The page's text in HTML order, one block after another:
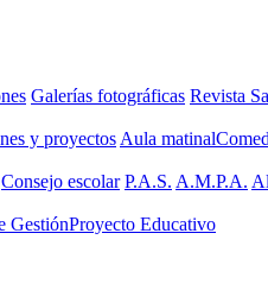
Galerías fotográficas Revista
y proyectos Aula matinal
Consejo escolar P.A.S. A.M.P.A.
GestiónProyecto Educativo